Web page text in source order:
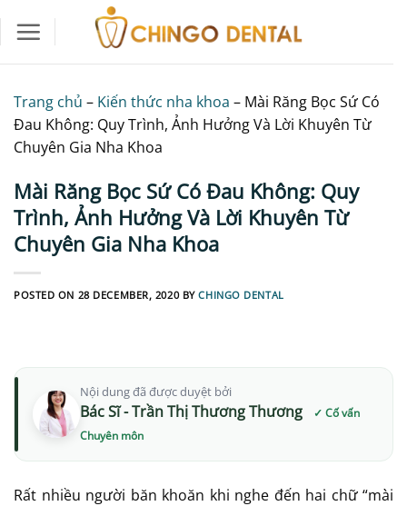
Trang chủ – Kiến thức nha khoa – Mài Răng Bọc Sứ Có
Đau Không: Quy Trình, Ảnh Hưởng Và Lời Khuyên Từ
Chuyên Gia Nha Khoa
Mài Răng Bọc Sứ Có Đau Không: Quy
Trình, Ảnh Hưởng Và Lời Khuyên Từ
Chuyên Gia Nha Khoa
POSTED ON 28 DECEMBER, 2020 BYCHINGO DENTAL
Nội dung đã được duyệt bởi
Bác Sĩ - Trần Thị Thương Thương
Rất nhiều người băn khoăn khi nghe đến hai chữ “mài